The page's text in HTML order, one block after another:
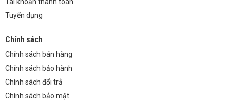
Tuyển dụng
Chính sách
Chính sách bán hàng
Chính sách bảo hành
Chính sách đổi trả
Chính sách bảo mật